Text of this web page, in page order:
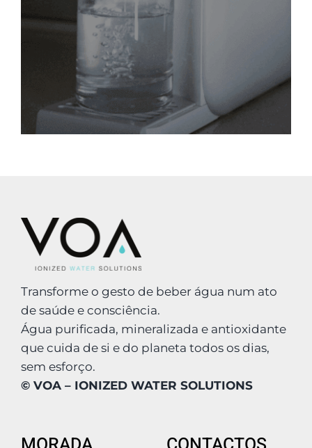
Transforme o gesto de beber água num ato
de saúde e consciência.
Água purificada, mineralizada e antioxidante
que cuida de si e do planeta todos os dias,
sem esforço.
© VOA – IONIZED WATER SOLUTIONS